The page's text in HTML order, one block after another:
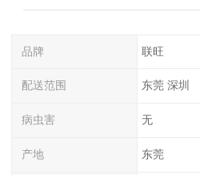
品牌 联旺
配送范围 东莞 深圳
病虫害 无
产地 东莞